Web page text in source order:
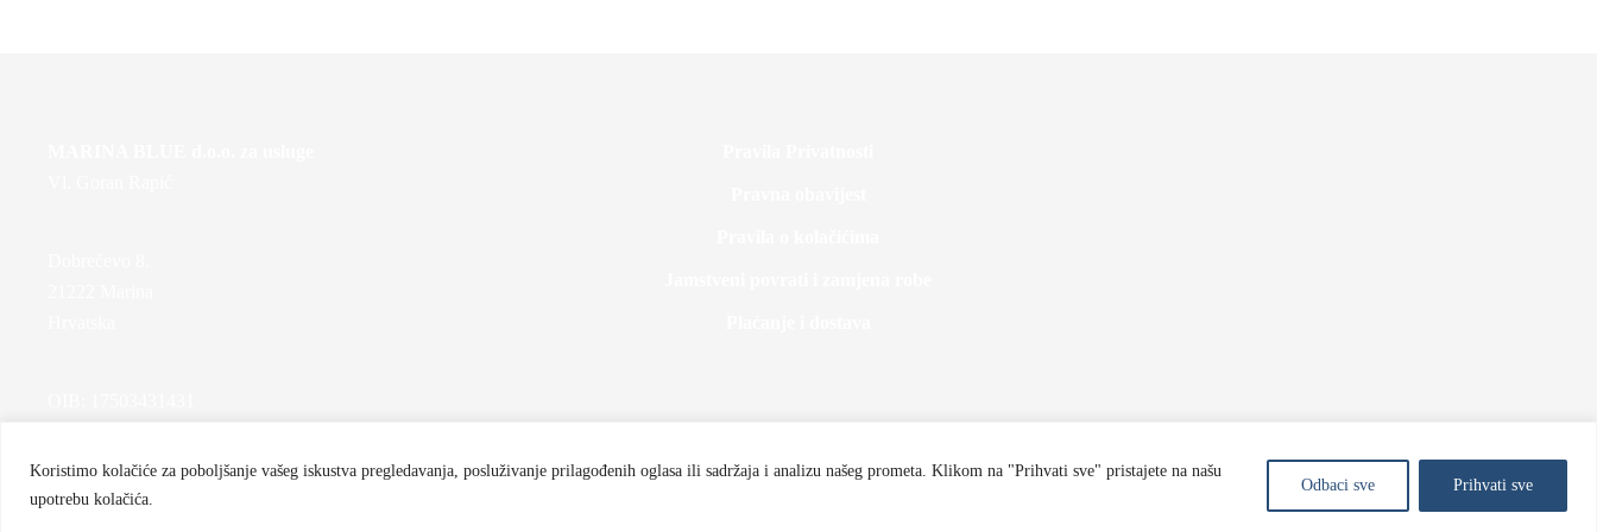
Koristimo kolačiće za poboljšanje vašeg iskustva pregledavanja, posluživanje prilagođenih oglasa ili sadržaja i analizu našeg prometa. Klikom na "Prihvati sve" pristajete na našu
upotrebu kolačića.
Odbaci sve Prihvati sve